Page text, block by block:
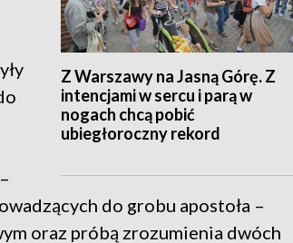
Z Warszawy na Jasną Górę. Z
intencjami w sercu i parą w
nogach chcą pobić
ubiegłoroczny rekord
do grobu apostoła –
oraz próbą zrozumienia dwóch